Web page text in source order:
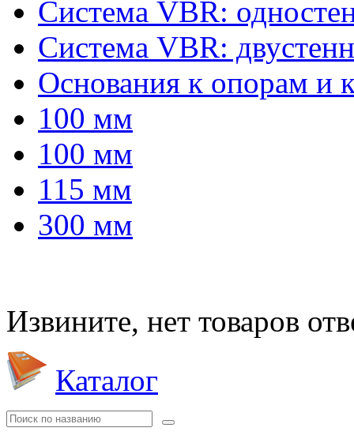
Система VBR:
Система VBR:
Основания к опорам и
100 мм
100 мм
115 мм
300 мм
Извините, нет товаров
Каталог